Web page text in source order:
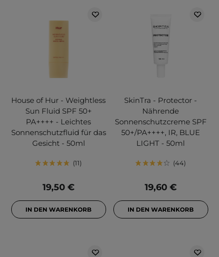
House of Hur - Weightless
Sun Fluid SPF 50+
PA++++ - Leichtes
Sonnenschutzfluid für das
Gesicht - 50ml
11
19,50 €
IN DEN WARENKORB
SkinTra - Protector -
Nährende
Sonnenschutzcreme SPF
50+/PA++++, IR, BLUE
LIGHT - 50ml
44
19,60 €
IN DEN WARENKORB